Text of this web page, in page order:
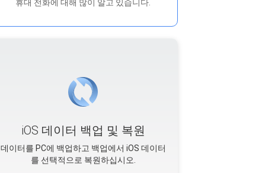
휴대 전화에 대해 많이 알고 있습니다.
iOS 데이터 백업 및 복원
데이터를 PC에 백업하고 백업에서 iOS 데이터
를 선택적으로 복원하십시오.